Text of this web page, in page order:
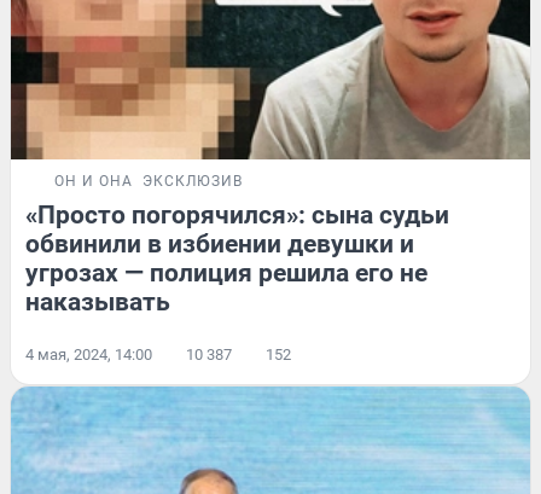
ОН И ОНА ЭКСКЛЮЗИВ
«Просто погорячился»: сына судьи
обвинили в избиении девушки и
угрозах — полиция решила его не
наказывать
4 мая, 2024, 14:00 10 387 152